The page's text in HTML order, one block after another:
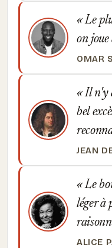
Le
on
OMAR
Il n'y
bel
JEAN
Le
léger à
ALICE